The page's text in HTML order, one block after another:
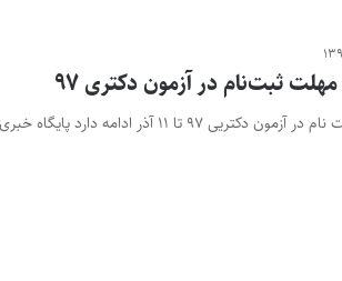
ثبت‌نام در آزمون دکتری ۹۷
تا ۱۱ آذر ادامه دارد پایگاه خبری اختبار- مهلت ثبت‌نام در آزمون ورودی…